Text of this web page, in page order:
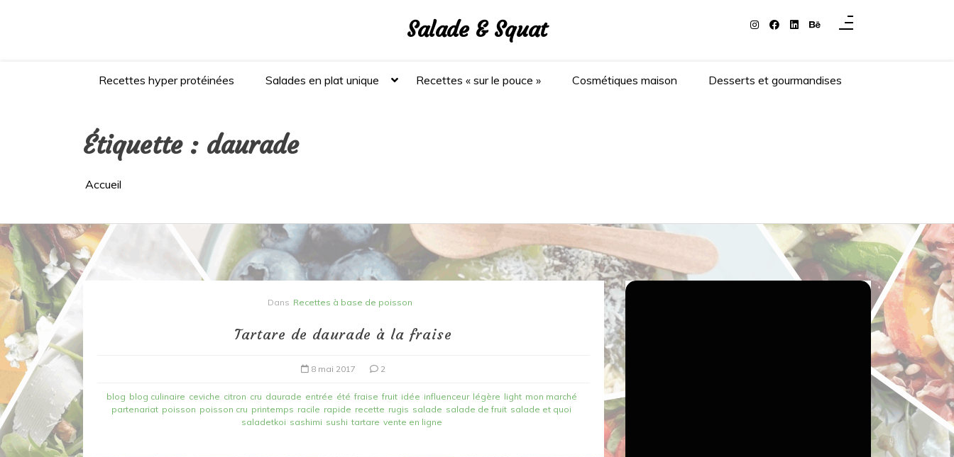
Salade & Squat
Recettes hyper protéinées Salades en plat unique Recettes « sur le pouce » Cosmétiques maison Desserts et gourmandises
Étiquette : daurade
Accueil
Dans Recettes à base de poisson
Tartare de daurade à la fraise
8 mai 2017 2
blog blog culinaire ceviche citron cru daurade entrée été fraise fruit idée influenceur légère light mon marché
partenariat poisson poisson cru printemps racile rapide recette rugis salade salade de fruit salade et quoi
saladetkoi sashimi sushi tartare vente en ligne